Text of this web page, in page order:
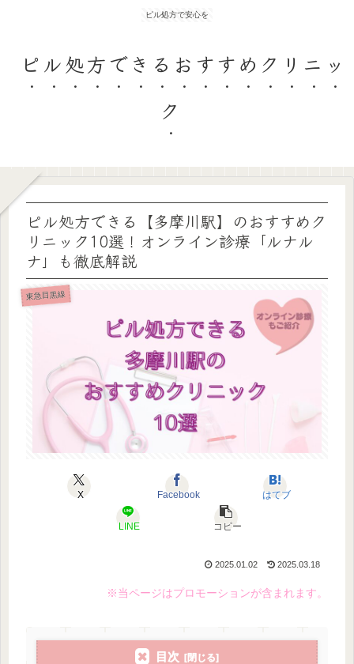
ピル処方で安心を
ピル処方できるおすすめクリニッ
ク
ピル処方できる【多摩川駅】のおすすめク
リニック10選！オンライン診療「ルナル
ナ」も徹底解説
東急目黒線
X Facebook はてブ
LINE コピー
2025.01.02 2025.03.18
※当ページはプロモーションが含まれます。
目次